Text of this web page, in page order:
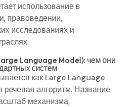
использование в
правоведении,
исследованиях и
Language Model): чем они
систем
как Large Language
алгоритм. Название
механизма,